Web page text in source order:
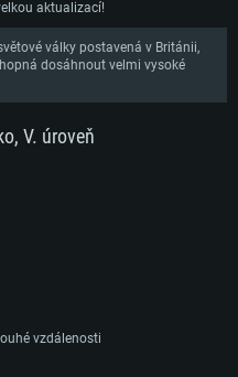
aktualizací!
války postavená v Británii,
dosáhnout velmi vysoké
V. úroveň
vzdálenosti